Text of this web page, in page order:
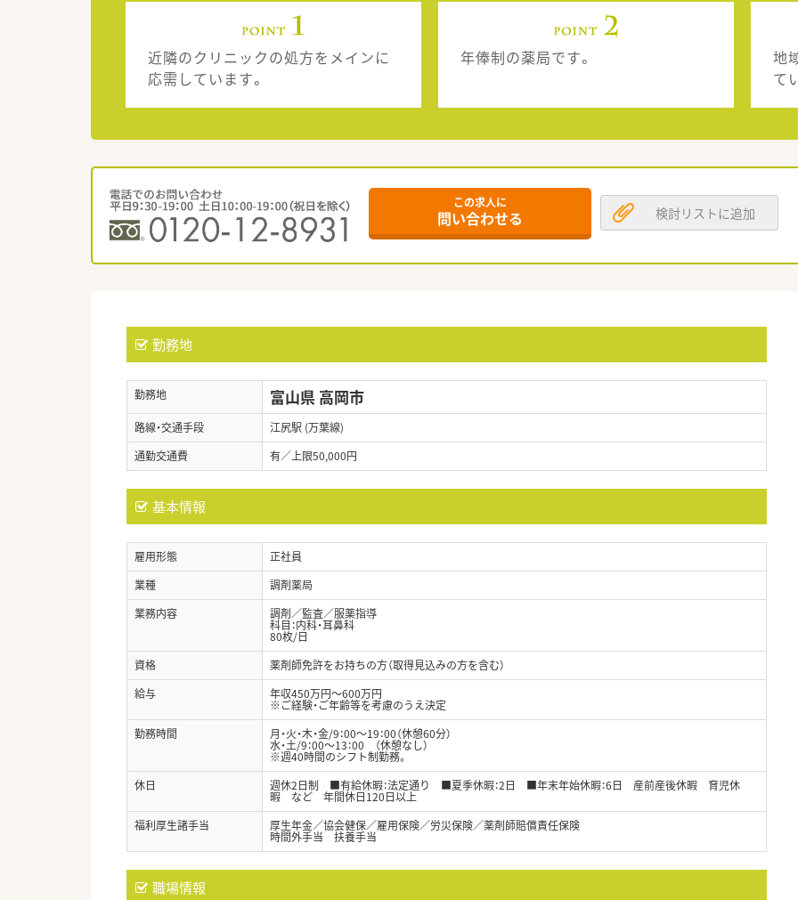
近隣のクリニックの処方をメインに
応需しています。
年俸制の薬局です。
地
て
この求人に
問い合わせる 検討リストに追加
勤務地
勤務地 富山県 高岡市
路線・交通手段
江尻駅 (万葉線)
通勤交通費
有／上限50,000円
基本情報
雇用形態
正社員
業種
調剤薬局
業務内容
調剤／監査／服薬指導
科目：内科・耳鼻科
80枚/日
資格
薬剤師免許をお持ちの方（取得見込みの方を含む）
給与
年収450万円～600万円
※ご経験・ご年齢等を考慮のうえ決定
勤務時間
月・火・木・金/9：00～19：00（休憩60分）
水・土/9：00～13：00 （休憩なし）
※週40時間のシフト制勤務。
休日
週休2日制 ■有給休暇：法定通り ■夏季休暇：2日 ■年末年始休暇：6日 産前産後休暇 育児休
暇 など 年間休日120日以上
福利厚生諸手当
厚生年金／協会健保／雇用保険／労災保険／薬剤師賠償責任保険
時間外手当 扶養手当
職場情報